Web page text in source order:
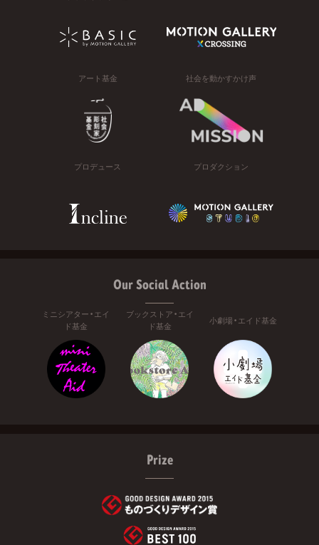
アート基金 社会を動かすかけ声
プロデュース プロダクション
Our Social Action
ミニシアター・エイ
ド基金
ブックストア・エイ
ド基金
小劇場・エイド基金
Prize